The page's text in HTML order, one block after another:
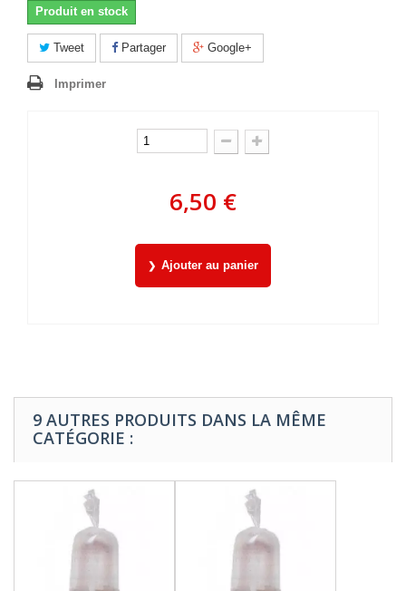
Produit en stock
Tweet Partager Google+
Imprimer
6,50 €
Ajouter au panier
9 AUTRES PRODUITS DANS LA MÊME
CATÉGORIE :